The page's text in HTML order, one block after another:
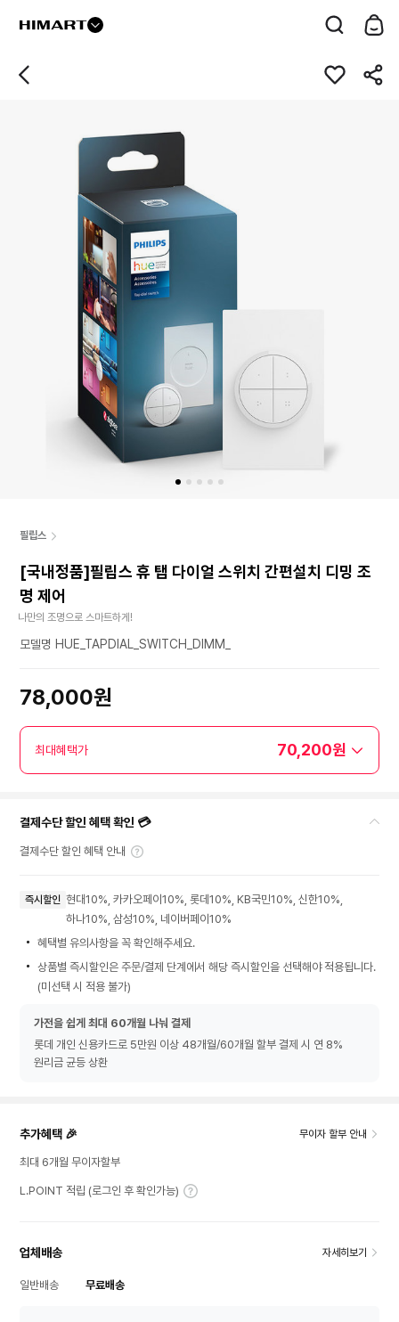
필립스
[국내정품]필립스 휴 탭 다이얼 스위치 간편설치 디밍 조
명 제어
나만의 조명으로 스마트하게!
모델명 HUE_TAPDIAL_SWITCH_DIMM_
78,000원
최대혜택가 70,200원
결제수단 할인 혜택 확인 💳
결제수단 할인 혜택 안내
즉시할인 현대10%, 카카오페이10%, 롯데10%, KB국민10%, 신한10%,
하나10%, 삼성10%, 네이버페이10%
혜택별 유의사항을 꼭 확인해주세요.
상품별 즉시할인은 주문/결제 단계에서 해당 즉시할인을 선택해야 적용됩니다.
(미선택 시 적용 불가)
가전을 쉽게 최대 60개월 나눠 결제
롯데 개인 신용카드로 5만원 이상 48개월/60개월 할부 결제 시 연 8%
원리금 균등 상환
추가혜택 🎉 무이자 할부 안내
최대 6개월 무이자할부
L.POINT 적립 (로그인 후 확인가능)
업체배송 자세히보기
일반배송 무료배송